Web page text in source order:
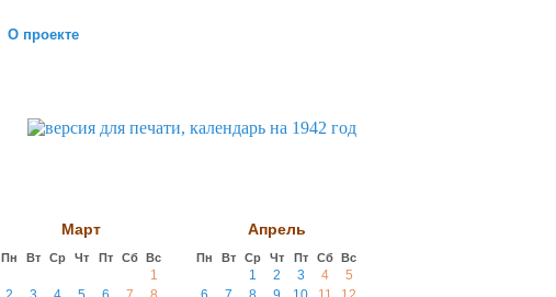
О проекте
Март
Пн Вт Ср Чт Пт Сб Вс
1
Апрель
Пн Вт Ср Чт Пт Сб Вс
1 2 3 4
5